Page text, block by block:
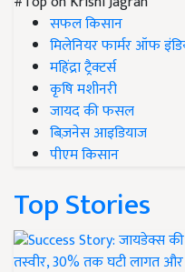
सफल किसान
मिलेनियर फार्मर ऑफ
महिंद्रा ट्रैक्टर्स
कृषि मशीनरी
जायद की फसल
बिज़नेस आइडियाज
पीएम किसान
Top Stories